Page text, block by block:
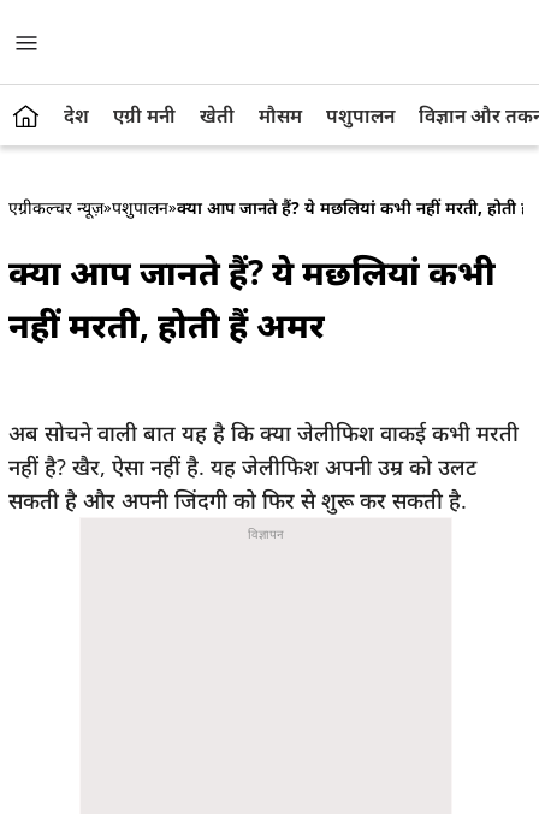
देश एग्री मनी खेती मौसम पशुपालन विज्ञान और
एग्रीकल्चर न्यूज़»पशुपालन»क्या आप जानते हैं? ये मछलियां कभी नहीं मरती, होती हैं
क्या आप जानते हैं? ये मछलियां कभी
नहीं मरती, होती हैं अमर
अब सोचने वाली बात यह है कि क्या जेलीफिश वाकई कभी मरती
नहीं है? खैर, ऐसा नहीं है. यह जेलीफिश अपनी उम्र को उलट
सकती है और अपनी जिंदगी को फिर से शुरू कर सकती है.